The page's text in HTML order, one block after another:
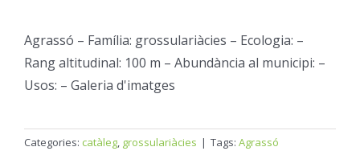
Agrassó – Família: grossulariàcies – Ecologia: –
Rang altitudinal: 100 m – Abundància al municipi: –
Usos: – Galeria d'imatges
Categories: catàleg, grossulariàcies | Tags: Agrassó